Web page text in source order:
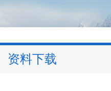
资料下载